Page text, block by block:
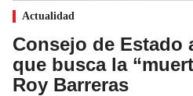
Actualidad
Consejo de Estado
que busca la
Roy Barreras